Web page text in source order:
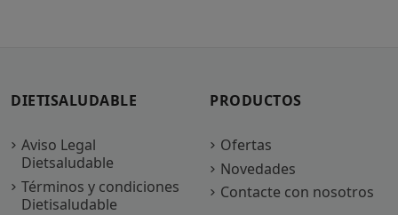
DIETISALUDABLE
Aviso Legal
Dietsaludable
Términos y condiciones
Dietisaludable
PRODUCTOS
Ofertas
Novedades
Contacte con nosotros